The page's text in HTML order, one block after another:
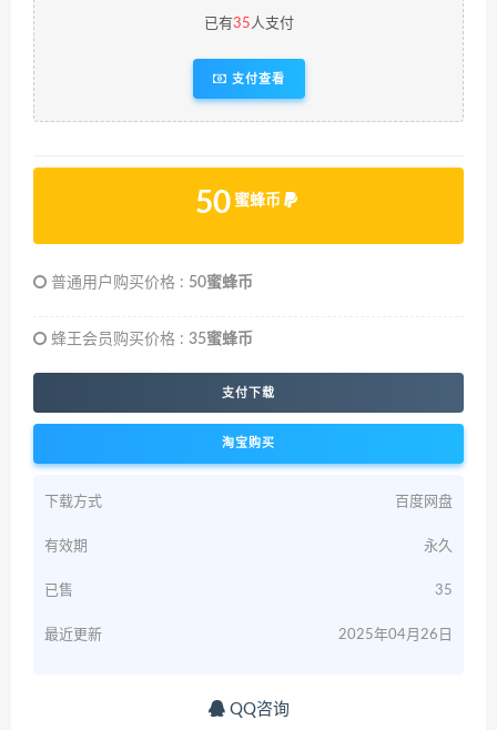
已有35人支付
支付查看
50 蜜蜂币
普通用户购买价格 : 50蜜蜂币
蜂王会员购买价格 : 35蜜蜂币
支付下载
淘宝购买
下载方式 百度网盘
有效期 永久
已售 35
最近更新 2025年04月26日
QQ咨询